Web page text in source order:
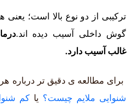
ترکیبی از دو نوع بالا است؛
گوش داخلی آسیب دیده اند.
غالب آسیب دارد.
برای مطالعه ی دقیق تر درباره
شنوایی ملایم چیست؟ یا کم